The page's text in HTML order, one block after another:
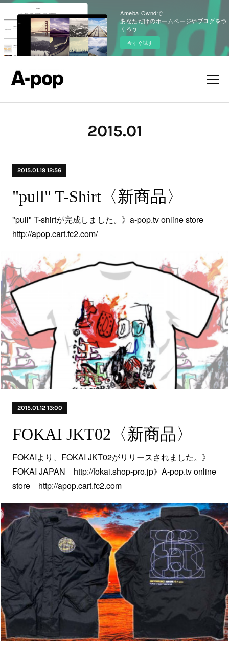
Ameba Owndで
あなただけのホームページやブログをつ
くろう
今すぐ試す
2015.01
2015.01.19 12:56
"pull" T-Shirt〈新商品〉
"pull" T-shirtが完成しました。》a-pop.tv online store
http://apop.cart.fc2.com/
2015.01.12 13:00
FOKAI JKT02〈新商品〉
FOKAIより、FOKAI JKT02がリリースされました。》
FOKAI JAPAN http://fokai.shop-pro.jp》A-pop.tv online
store http://apop.cart.fc2.com